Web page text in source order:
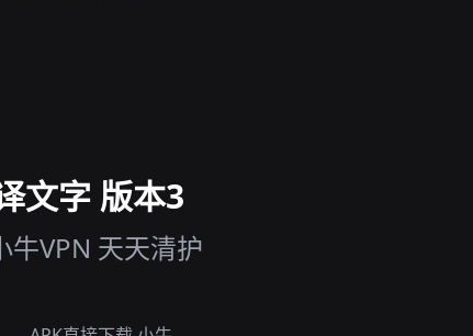
文字 版本3
VPN 天天清护